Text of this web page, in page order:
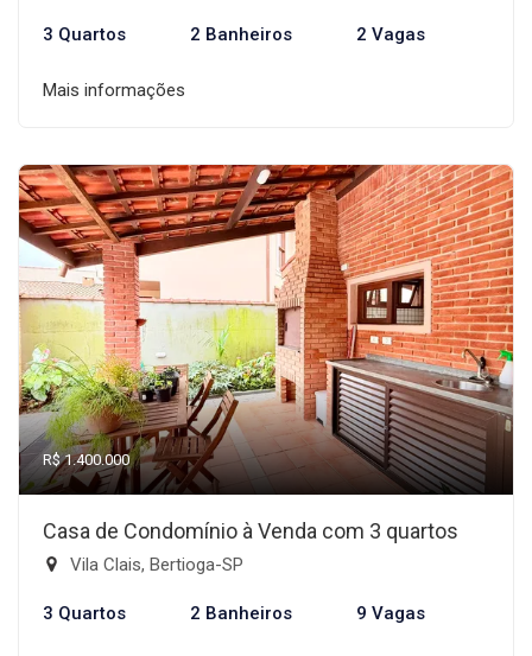
3 Quartos 2 Banheiros 2 Vagas
Mais informações
R$ 1.400.000
Casa de Condomínio à Venda com 3 quartos
Vila Clais, Bertioga-SP
3 Quartos 2 Banheiros 9 Vagas